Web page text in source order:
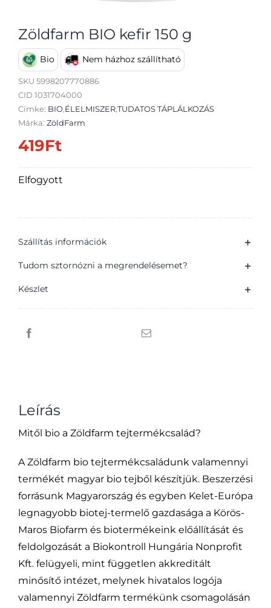
Átvétel
Zöldfarm BIO kefir 150 g
Bio Nem házhoz szállítható
SKU 5998207770886
CID 1031704000
Címke: BIO,ÉLELMISZER,TUDATOS TÁPLÁLKOZÁS
Márka: ZöldFarm
419Ft
Elfogyott
Szállítás információk
Tudom sztornózni a megrendelésemet?
Készlet
Leírás
Mitől bio a Zöldfarm tejtermékcsalád?
A Zöldfarm bio tejtermékcsaládunk valamennyi
termékét magyar bio tejből készítjük. Beszerzési
forrásunk Magyarország és egyben Kelet-Európa
legnagyobb biotej-termelő gazdasága a Körös-
Maros Biofarm és biotermékeink előállítását és
feldolgozását a Biokontroll Hungária Nonprofit
Kft. felügyeli, mint független akkreditált
minősítő intézet, melynek hivatalos logója
valamennyi Zöldfarm termékünk csomagolásán